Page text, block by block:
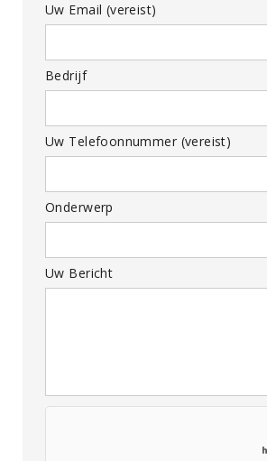
Uw Email (vereist)
Bedrijf
Uw Telefoonnummer (vereist)
Onderwerp
Uw Bericht